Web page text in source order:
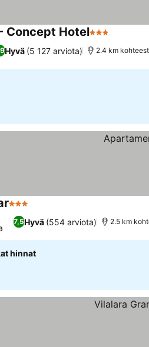
Concept Hotel3 Tähtiluokitus
Hyvä (5 127 arviota) 2.4 km
3 Tähtiluokitus
7,5Hyvä (554 arviota) 2.5 km
hinnat